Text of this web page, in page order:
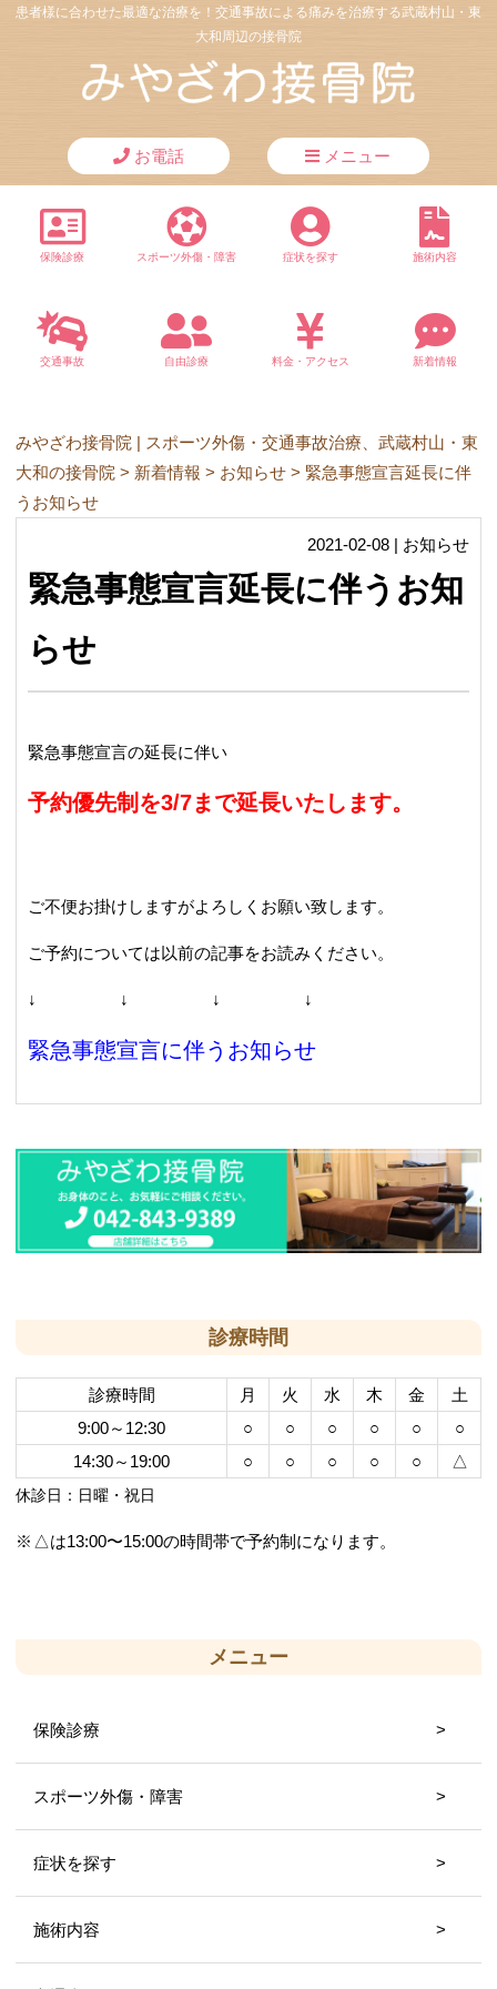
患者様に合わせた最適な治療を！交通事故による痛みを治療する武蔵村山・東
大和周辺の接骨院
お電話 メニュー
保険診療 スポーツ外傷・障害 症状を探す 施術内容
交通事故 自由診療 料金・アクセス 新着情報
みやざわ接骨院 | スポーツ外傷・交通事故治療、武蔵村山・東
大和の接骨院 > 新着情報 > お知らせ > 緊急事態宣言延長に伴
うお知らせ
2021-02-08 | お知らせ
緊急事態宣言延長に伴うお知
らせ
緊急事態宣言の延長に伴い
予約優先制を3/7まで延長いたします。
ご不便お掛けしますがよろしくお願い致します。
ご予約については以前の記事をお読みください。
↓ ↓ ↓ ↓
緊急事態宣言に伴うお知らせ
診療時間
診療時間 月 火 水 木 金
土
9:00～12:30
○ ○ ○ ○ ○
○
14:30～19:00
○ ○ ○ ○ ○ △
休診日：日曜・祝日
△は13:00〜15:00の時間帯で予約制になります。
メニュー
保険診療
スポーツ外傷・障害
症状を探す
施術内容